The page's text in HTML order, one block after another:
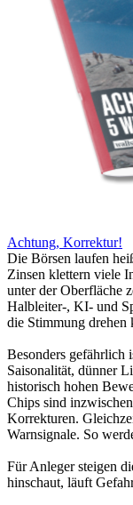
Achtung, Korrektur!
Die Börsen laufen
Zinsen klettern viele
unter der Oberfläche
Halbleiter-, KI- und
die Stimmung drehen
Besonders gefährlich
Saisonalität, dünner
historisch hohen
Chips sind
Korrekturen.
Warnsignale. So
Für Anleger steigen
hinschaut, läuft